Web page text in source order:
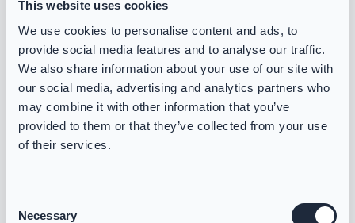
This website uses cookies
We use cookies to personalise content and ads, to
provide social media features and to analyse our traffic.
We also share information about your use of our site with
our social media, advertising and analytics partners who
may combine it with other information that you’ve
provided to them or that they’ve collected from your use
of their services.
Selection
Necessary
VIKING PS1000
PS1000.082